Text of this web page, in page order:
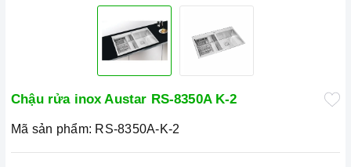
Chậu rửa inox Austar RS-8350A K-2
Mã sản phẩm: RS-8350A-K-2